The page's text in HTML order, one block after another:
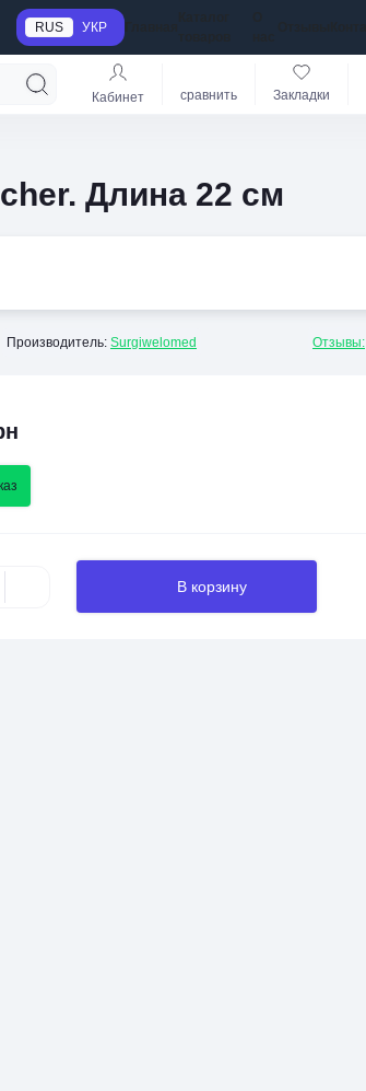
RUS УКР
Кабинет сравнить Закладки
Длина 22 см
Производитель: Surgiwelomed Отзывы:
В корзину